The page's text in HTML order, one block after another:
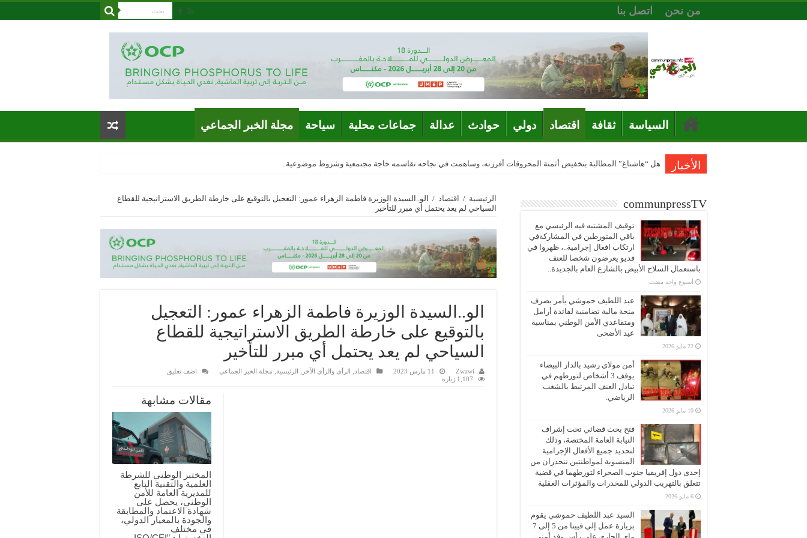
من نحن اتصل بنا
السياسة ثقافة اقتصاد دولي حوادث عدالة جماعات محلية سياحة مجلة الخبر الجماعي
الأخبار هل “هاشتاغ” المطالبة بتخفيض أثمنة المحروقات أفرزته، وساهمت في نجاحه تقاسمه حاجة مجتمعية وشروط موضوعية..
الرئيسية / اقتصاد /
الو..السيدة الوزيرة فاطمة الزهراء عمور: التعجيل بالتوقيع على خارطة الطريق الاستراتيجية للقطاع
السياحي لم يعد يحتمل أي مبرر للتأخير
الو..السيدة الوزيرة فاطمة الزهراء عمور: التعجيل
بالتوقيع على خارطة الطريق الاستراتيجية للقطاع
السياحي لم يعد يحتمل أي مبرر للتأخير
Zwawi 11 مارس 2023 اقتصاد الرأي والرأي الآخر الرئيسية مجلة الخبر الجماعي
اضف تعليق
1,107 زيارة
مقالات مشابهة
المختبر الوطني للشرطة
العلمية والتقنية التابع
للمديرية العامة للأمن
الوطني، يحصل على
شهادة الاعتماد والمطابقة
والجودة بالمعيار الدولي،
في مختلف
communpressTV
توقيف المشتبه فيه الرئيسي مع
باقي المتورطين في المشاركةفي
ارتكاب افعال إجرامية..، ظهروا في
فديو يعرضون شخصا للعنف
باستعمال السلاح الأبيض بالشارع العام بالجديدة..
‏أسبوع واحد مضت
عبد اللطيف حموشي يأمر بصرف
منحة مالية تضامنية لفائدة أرامل
ومتقاعدي الأمن الوطني بمناسبة
عيد الأضحى
22 مايو 2026
أمن مولاي رشيد بالدار البيضاء
يوقف 3 أشخاص لتورطهم في
تبادل العنف المرتبط بالشغب
الرياضي.
10 مايو 2026
فتح بحث قضائي تحت إشراف
النيابة العامة المختصة، وذلك
لتحديد جميع الأفعال الإجرامية
المنسوبة لمواطنتين تنحدران من
إحدى دول إفريقيا جنوب الصحراء لتورطهما في قضية
تتعلق بالتهريب الدولي للمخدرات والمؤثرات العقلية
6 مايو 2026
السيد عبد اللطيف حموشي يقوم
بزيارة عمل إلى فيينا من 5 إلى 7